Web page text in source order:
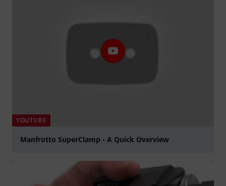
YOUTUBE
Manfrotto SuperClamp - A Quick Overview